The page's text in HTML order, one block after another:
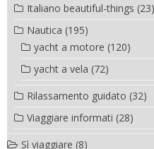
Italiano beautiful-things (23)
Nautica (195)
yacht a motore (120)
yacht a vela (72)
Rilassamento guidato (32)
Viaggiare informati (28)
Sì viaggiare (8)